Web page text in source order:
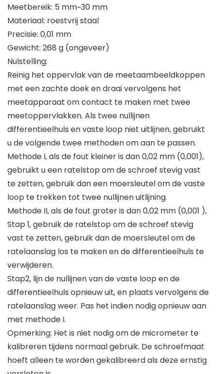
Meetbereik: 5 mm~30 mm
Materiaal: roestvrij staal
Precisie: 0,01 mm
Gewicht: 268 g (ongeveer)
Nulstelling:
Reinig het oppervlak van de meetaambeeldkoppen
met een zachte doek en draai vervolgens het
meetapparaat om contact te maken met twee
meetoppervlakken. Als twee nullijnen
differentieelhuls en vaste loop niet uitlijnen, gebruikt
u de volgende twee methoden om aan te passen.
Methode I, als de fout kleiner is dan 0,02 mm (0,001),
gebruikt u een ratelstop om de schroef stevig vast
te zetten, gebruik dan een moersleutel om de vaste
loop te trekken tot twee nullijnen uitlijning.
Methode II, als de fout groter is dan 0,02 mm (0,001 ),
Stap 1, gebruik de ratelstop om de schroef stevig
vast te zetten, gebruik dan de moersleutel om de
ratelaanslag los te maken en de differentieelhuls te
verwijderen.
Stap2, lijn de nullijnen van de vaste loop en de
differentieelhuls opnieuw uit, en plaats vervolgens de
ratelaanslag weer. Pas het indien nodig opnieuw aan
met methode I.
Opmerking: Het is niet nodig om de micrometer te
kalibreren tijdens normaal gebruik. De schroefmaat
hoeft alleen te worden gekalibreerd als deze ernstig